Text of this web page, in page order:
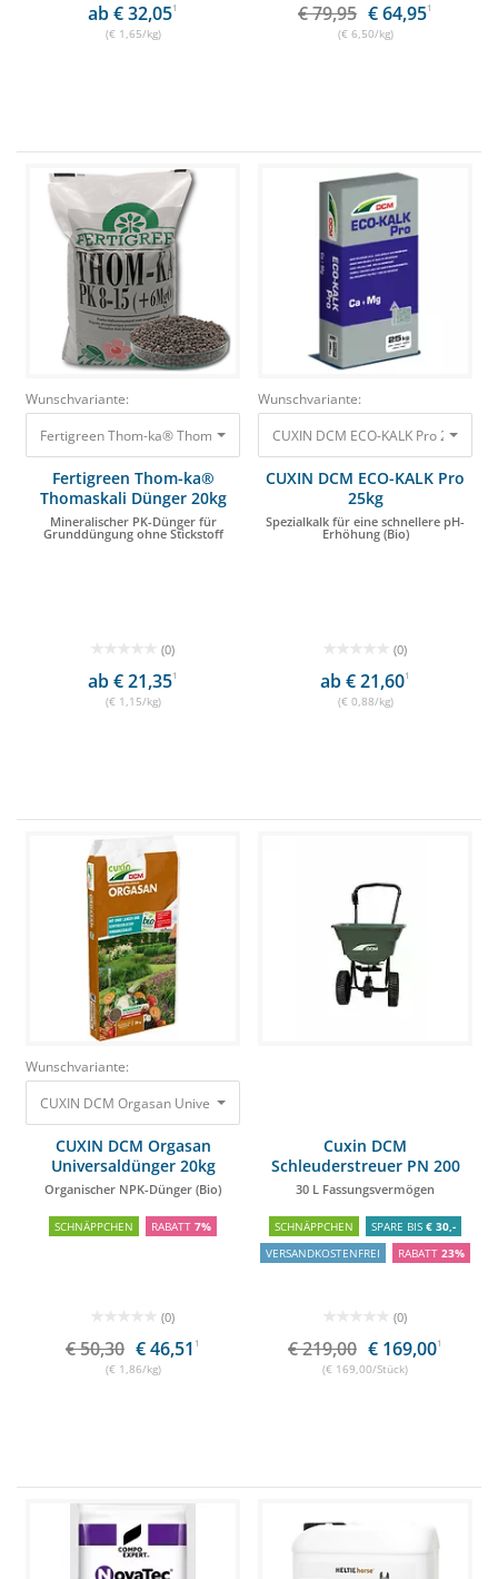
ab € 32,051
(€ 1,65/kg)
€ 79,95 € 64,951
(€ 6,50/kg)
Wunschvariante:
Fertigreen Thom-ka® Thomaskali Dünger 20kg Mineralischer PK-
Fertigreen Thom-ka®
Thomaskali Dünger 20kg
Mineralischer PK-Dünger für
Grunddüngung ohne Stickstoff
(0)
ab € 21,351
(€ 1,15/kg)
Wunschvariante:
CUXIN DCM ECO-KALK Pro 25kg
CUXIN DCM ECO-KALK Pro
25kg
Spezialkalk für eine schnellere pH-
Erhöhung (Bio)
(0)
ab € 21,601
(€ 0,88/kg)
Wunschvariante:
CUXIN DCM Orgasan Universaldünger 20kg Organischer NPK-Dünger
CUXIN DCM Orgasan
Universaldünger 20kg
Organischer NPK-Dünger (Bio)
SCHNÄPPCHEN RABATT 7%
(0)
€ 50,30 € 46,51 1
(€ 1,86/kg)
Cuxin DCM
Schleuderstreuer PN 200
HOBBY
30 L Fassungsvermögen
SCHNÄPPCHEN SPARE BIS € 30,-
VERSANDKOSTENFREI
RABATT 23%
(0)
€ 219,00 € 169,001
(€ 169,00/Stück)